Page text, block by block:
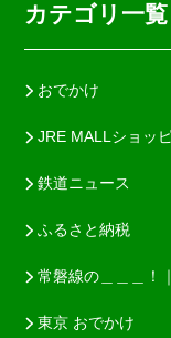
カテゴリ一覧
おでかけ
JRE MALLショッ
鉄道ニュース
ふるさと納税
常磐線の＿＿＿！
東京 おでかけ